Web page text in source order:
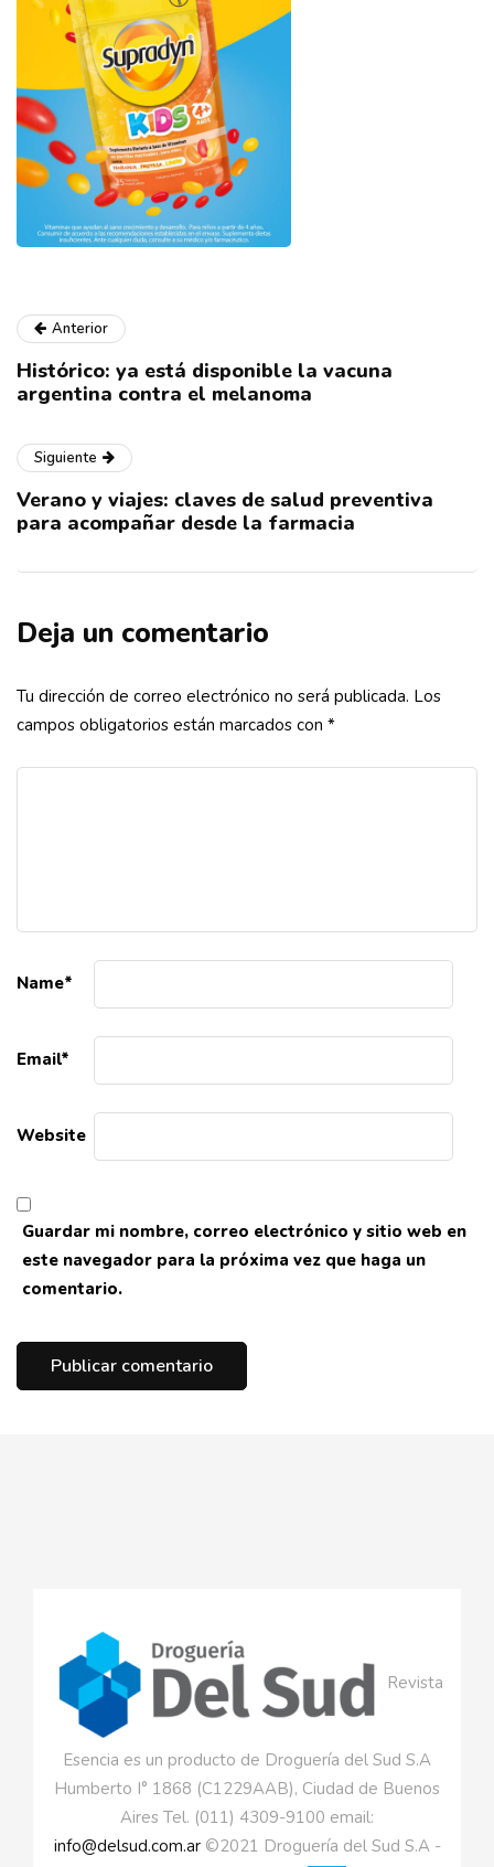
Anterior
Histórico: ya está disponible la vacuna
argentina contra el melanoma
Siguiente
Verano y viajes: claves de salud preventiva
para acompañar desde la farmacia
Deja un comentario
Tu dirección de correo electrónico no será publicada. Los
campos obligatorios están marcados con *
Name*
Email*
Website
Guardar mi nombre, correo electrónico y sitio web en
este navegador para la próxima vez que haga un
comentario.
Revista
Esencia es un producto de Droguería del Sud S.A
Humberto I° 1868 (C1229AAB), Ciudad de Buenos
Aires Tel. (011) 4309-9100 email:
info@delsud.com.ar©2021 Droguería del Sud S.A -